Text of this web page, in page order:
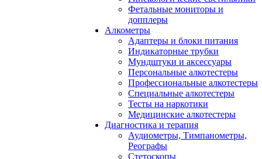
Фетальные мониторы и
допплеры
Алкометры
Адаптеры и блоки питания
Индикаторные трубки
Мундштуки и аксессуары
Персональные алкотестеры
Профессиональные алкотестеры
Специальные алкотестеры
Тесты на наркотики
Медицинские алкотестеры
Диагностика и терапия
Аудиометры, Тимпанометры,
Реографы
Стетоскопы